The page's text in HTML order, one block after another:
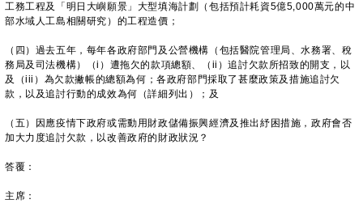
工務工程及「明日大嶼願景」大型填海計劃（包括預計耗資5億5,000萬元的中
部水域人工島相關研究）的工程造價；
（四）過去五年，每年各政府部門及公營機構（包括醫院管理局、水務署、稅
務局及司法機構）（i）遭拖欠的款項總額、（ii）追討欠款所招致的開支，以
及（iii）為欠款撇帳的總額為何；各政府部門採取了甚麼政策及措施追討欠
款，以及追討行動的成效為何（詳細列出）；及
（五）因應疫情下政府或需動用財政儲備振興經濟及推出紓困措施，政府會否
加大力度追討欠款，以改善政府的財政狀況？
答覆：
主席：